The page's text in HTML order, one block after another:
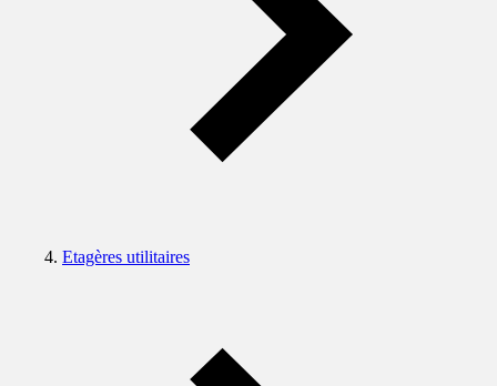
Etagères utilitaires